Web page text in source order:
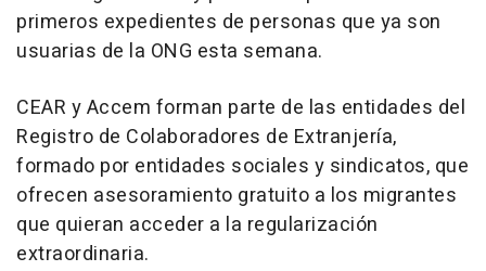
primeros expedientes de personas que ya son
usuarias de la ONG esta semana.
CEAR y Accem forman parte de las entidades del
Registro de Colaboradores de Extranjería,
formado por entidades sociales y sindicatos, que
ofrecen asesoramiento gratuito a los migrantes
que quieran acceder a la regularización
extraordinaria.